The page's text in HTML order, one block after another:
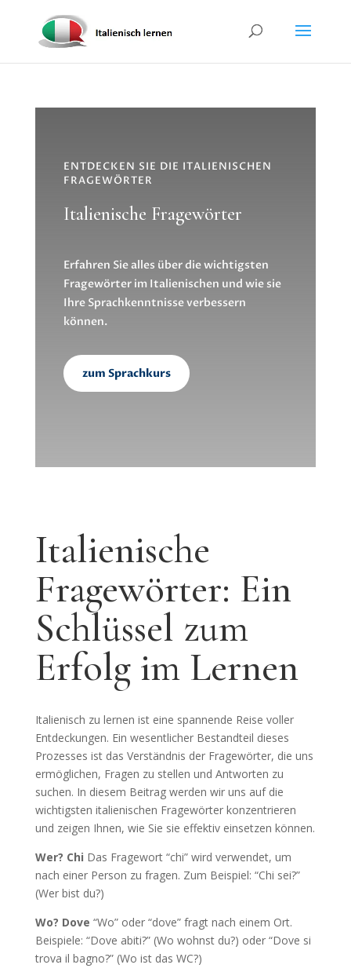
ENTDECKEN SIE DIE ITALIENISCHEN
FRAGEWÖRTER
Italienische Fragewörter
Erfahren Sie alles über die wichtigsten
Fragewörter im Italienischen und wie sie
Ihre Sprachkenntnisse verbessern
können.
zum Sprachkurs
Italienische
Fragewörter: Ein
Schlüssel zum
Erfolg im Lernen
Italienisch zu lernen ist eine spannende Reise voller
Entdeckungen. Ein wesentlicher Bestandteil dieses
Prozesses ist das Verständnis der Fragewörter, die uns
ermöglichen, Fragen zu stellen und Antworten zu
suchen. In diesem Beitrag werden wir uns auf die
wichtigsten italienischen Fragewörter konzentrieren
und zeigen Ihnen, wie Sie sie effektiv einsetzen können.
Wer? Chi Das Fragewort “chi” wird verwendet, um
nach einer Person zu fragen. Zum Beispiel: “Chi sei?”
(Wer bist du?)
Wo? Dove “Wo” oder “dove” fragt nach einem Ort.
Beispiele: “Dove abiti?” (Wo wohnst du?) oder “Dove si
trova il bagno?” (Wo ist das WC?)